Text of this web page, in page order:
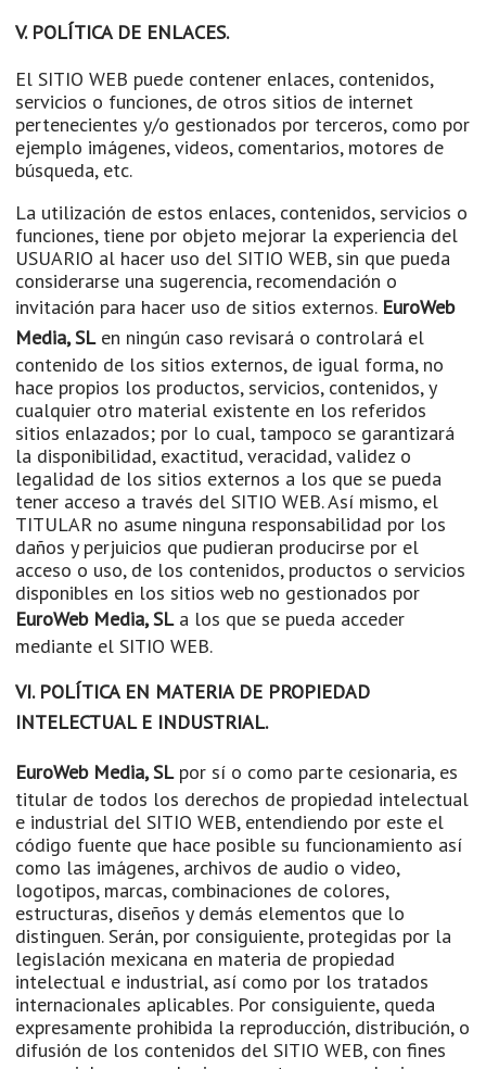
V. POLÍTICA DE ENLACES.
El SITIO WEB puede contener enlaces, contenidos,
servicios o funciones, de otros sitios de internet
pertenecientes y/o gestionados por terceros, como por
ejemplo imágenes, videos, comentarios, motores de
búsqueda, etc.
La utilización de estos enlaces, contenidos, servicios o
funciones, tiene por objeto mejorar la experiencia del
USUARIO al hacer uso del SITIO WEB, sin que pueda
considerarse una sugerencia, recomendación o
invitación para hacer uso de sitios externos. EuroWeb
Media, SLen ningún caso revisará o controlará el
contenido de los sitios externos, de igual forma, no
hace propios los productos, servicios, contenidos, y
cualquier otro material existente en los referidos
sitios enlazados; por lo cual, tampoco se garantizará
la disponibilidad, exactitud, veracidad, validez o
legalidad de los sitios externos a los que se pueda
tener acceso a través del SITIO WEB. Así mismo, el
TITULAR no asume ninguna responsabilidad por los
daños y perjuicios que pudieran producirse por el
acceso o uso, de los contenidos, productos o servicios
disponibles en los sitios web no gestionados por
EuroWeb Media, SLa los que se pueda acceder
mediante el SITIO WEB.
VI. POLÍTICA EN MATERIA DE PROPIEDAD
INTELECTUAL E INDUSTRIAL.
EuroWeb Media, SLpor sí o como parte cesionaria, es
titular de todos los derechos de propiedad intelectual
e industrial del SITIO WEB, entendiendo por este el
código fuente que hace posible su funcionamiento así
como las imágenes, archivos de audio o video,
logotipos, marcas, combinaciones de colores,
estructuras, diseños y demás elementos que lo
distinguen. Serán, por consiguiente, protegidas por la
legislación mexicana en materia de propiedad
intelectual e industrial, así como por los tratados
internacionales aplicables. Por consiguiente, queda
expresamente prohibida la reproducción, distribución, o
difusión de los contenidos del SITIO WEB, con fines